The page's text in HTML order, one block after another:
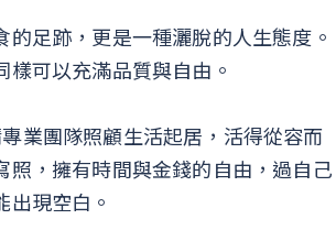
足跡，更是一種灑脫的人生態度。
可以充滿品質與自由。
業團隊照顧生活起居，活得從容而
，擁有時間與金錢的自由，過自己
現空白。